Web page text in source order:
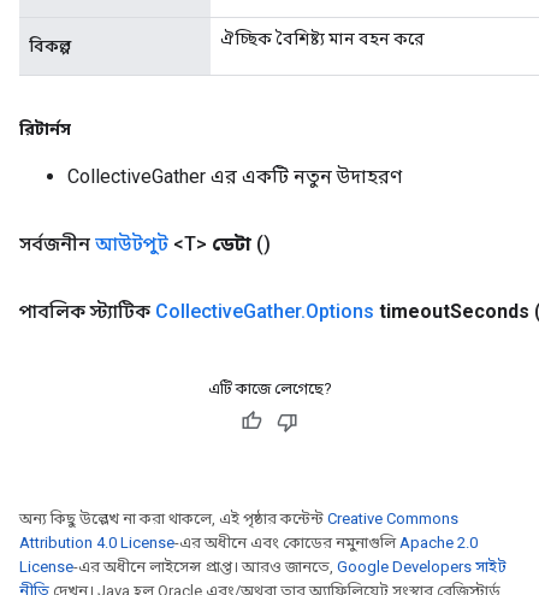
বিকল্প ঐচ্ছিক বৈশিষ্ট্য মান বহন করে
রিটার্নস
CollectiveGather এর একটি নতুন উদাহরণ
সর্বজনীন আউটপুট <T> ডেটা ()
পাবলিক স্ট্যাটিক CollectiveGather.Options timeoutSeconds
এটি কাজে লেগেছে?
অন্য কিছু উল্লেখ না করা থাকলে, এই পৃষ্ঠার কন্টেন্ট Creative Commons
Attribution 4.0 License-এর অধীনে এবং কোডের নমুনাগুলিApache 2.0
License-এর অধীনে লাইসেন্স প্রাপ্ত। আরও জানতে, Google Developers সাইট
নীতি দেখুন। Java হল Oracle এবং/অথবা তার অ্যাফিলিয়েট সংস্থার রেজিস্টার্ড